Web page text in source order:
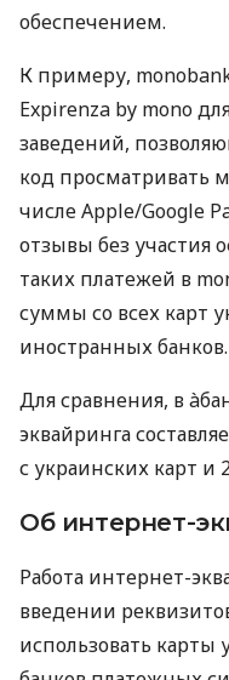
обеспечением.
К примеру,
Expirenza by mono
заведений,
код просматривать
числе Apple/Google
отзывы без участия
таких платежей в
суммы со всех карт
иностранных банков.
Для сравнения, в
эквайринга
с украинских карт и
Об интернет-
Работа интернет-
введении
использовать